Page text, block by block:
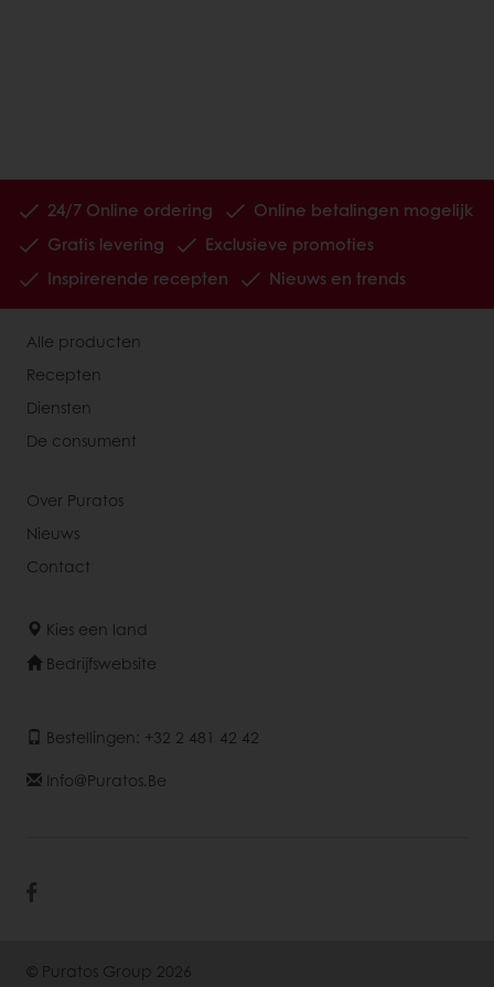
24/7 Online ordering
Online betalingen mogelijk
Gratis levering
Exclusieve promoties
Inspirerende recepten
Nieuws en trends
Alle producten
Recepten
Diensten
De consument
Over Puratos
Nieuws
Contact
Kies een land
Bedrijfswebsite
Bestellingen: +32 2 481 42 42
Info@puratos.be
© Puratos Group 2026